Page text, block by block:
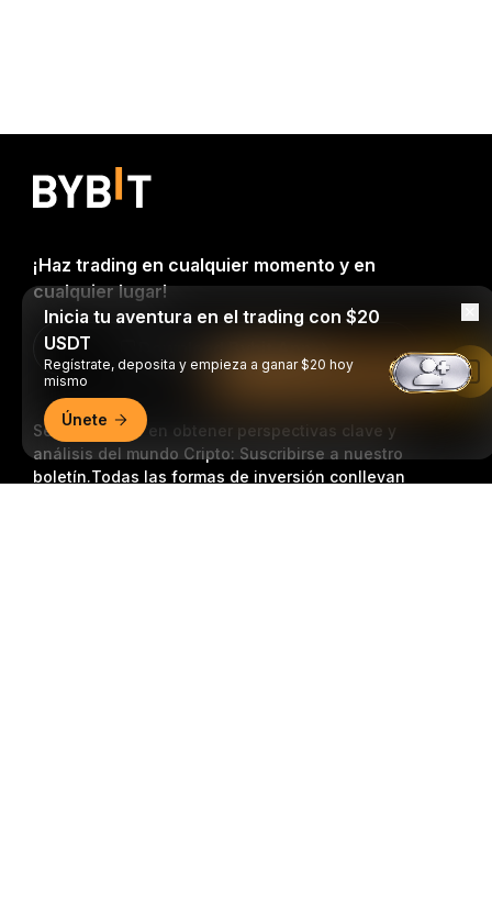
Sea el primero en obtener perspectivas clave y
análisis del mundo Cripto: Suscribirse a nuestro
boletín.Todas las formas de inversión conllevan
¡Haz trading en cualquier momento y en
cualquier lugar!
Inicia tu aventura en el trading con $20
USDT
Regístrate, deposita y empieza a ganar $20 hoy
mismo
Únete
Leer en la aplicación de Bybit